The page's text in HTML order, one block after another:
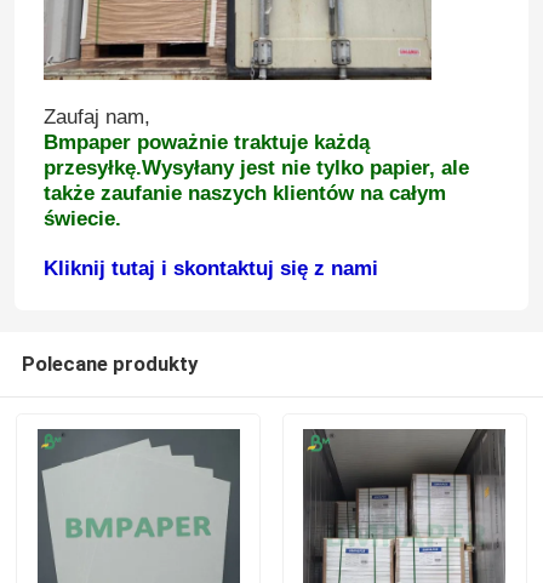
Papier NCR bezwęglowy
Rolka papieru termicznego
Biała rolka papieru Bond
Papierowa deska do kubków
Niepowlekany papier bezdrzewny
Papier do pudełek na żywność
Zaufaj nam,
Bmpaper poważnie traktuje każdą
przesyłkę.Wysyłany jest nie tylko papier, ale
także zaufanie naszych klientów na całym
świecie.
Kliknij tutaj i skontaktuj się z nami
Polecane produkty